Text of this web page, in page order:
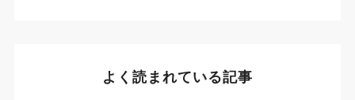
よく読まれている記事